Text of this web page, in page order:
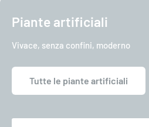
Piante artificiali
Vivace, senza confini, moderno
Tutte le piante artificiali